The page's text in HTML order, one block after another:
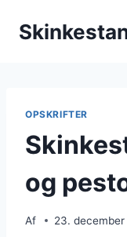
OPSKRIFTER
og
Af 23.